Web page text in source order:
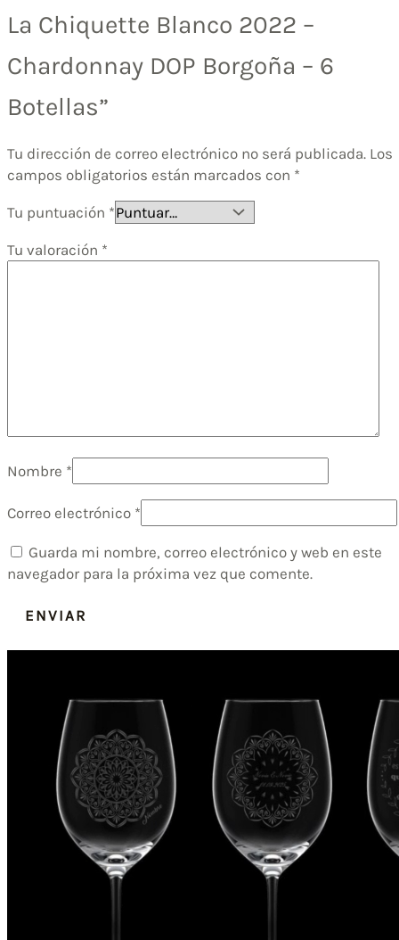
La Chiquette Blanco 2022 –
Chardonnay DOP Borgoña – 6
Botellas”
Tu dirección de correo electrónico no será publicada. Los
campos obligatorios están marcados con *
Tu puntuación *
Tu valoración *
Nombre *
Correo electrónico *
Guarda mi nombre, correo electrónico y web en este
navegador para la próxima vez que comente.